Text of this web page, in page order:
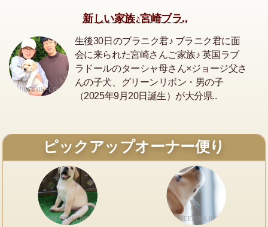
新しい家族♪宮崎ブラ..
生後30日のブラニク君♪ ブラニク君に面
会に来られた宮崎さんご家族♪ 英国ラブ
ラドールのターシャ母さん×ジョージ父さ
んの子犬、グリーンリボン・男の子
（2025年9月20日誕生）が大分県..
ピックアップオーナー便り